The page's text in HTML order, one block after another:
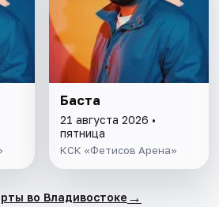
Баста
21 августа 2026 •
пятница
КСК «Фетисов Арена»
во Владивостоке →